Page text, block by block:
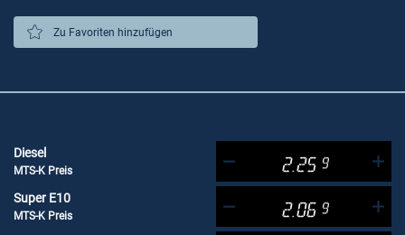
Zu Favoriten hinzufügen
Diesel
MTS-K Preis 2.25 9
Super E10
MTS-K Preis 2.06 9